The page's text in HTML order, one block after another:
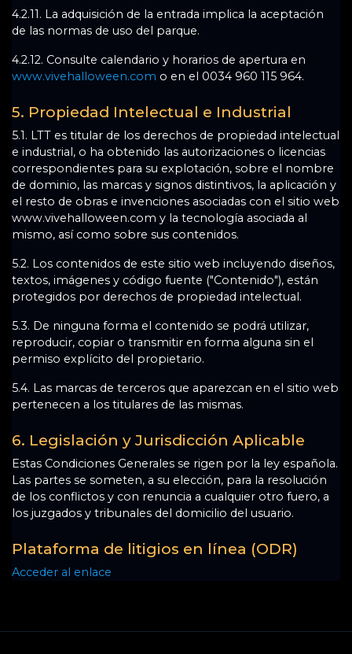
4.2.11. La adquisición de la entrada implica la aceptación
de las normas de uso del parque.
4.2.12. Consulte calendario y horarios de apertura en
www.vivehalloween.com o en el 0034 960 115 964.
5. Propiedad Intelectual e Industrial
5.1. LTT es titular de los derechos de propiedad intelectual
e industrial, o ha obtenido las autorizaciones o licencias
correspondientes para su explotación, sobre el nombre
de dominio, las marcas y signos distintivos, la aplicación y
el resto de obras e invenciones asociadas con el sitio web
www.vivehalloween.com y la tecnología asociada al
mismo, así como sobre sus contenidos.
5.2. Los contenidos de este sitio web incluyendo diseños,
textos, imágenes y código fuente ("Contenido"), están
protegidos por derechos de propiedad intelectual.
5.3. De ninguna forma el contenido se podrá utilizar,
reproducir, copiar o transmitir en forma alguna sin el
permiso explícito del propietario.
5.4. Las marcas de terceros que aparezcan en el sitio web
pertenecen a los titulares de las mismas.
6. Legislación y Jurisdicción Aplicable
Estas Condiciones Generales se rigen por la ley española.
Las partes se someten, a su elección, para la resolución
de los conflictos y con renuncia a cualquier otro fuero, a
los juzgados y tribunales del domicilio del usuario.
Plataforma de litigios en línea (ODR)
Acceder al enlace